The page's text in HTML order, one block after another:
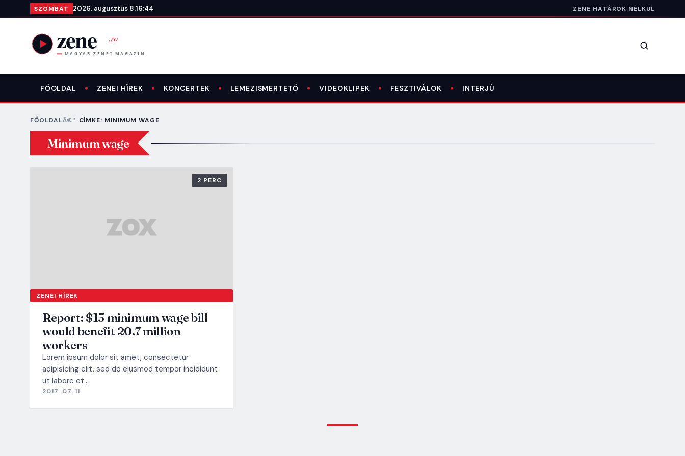
Ugrás a tartalomra
SZOMBAT 2026. augusztus 8.16:44 ZENE HATÁROK NÉLKÜL
Keresés
FŐOLDAL ZENEI HÍREK KONCERTEK LEMEZISMERTETŐ VIDEOKLIPEK FESZTIVÁLOK INTERJÚ
FŐOLDAL CÍMKE: MINIMUM WAGE
Minimum wage
ZENEI HÍREK
2 PERC
Report: $15 minimum wage bill
would benefit 20.7 million
workers
Lorem ipsum dolor sit amet, consectetur
adipisicing elit, sed do eiusmod tempor incididunt
ut labore et…
2017. 07. 11.